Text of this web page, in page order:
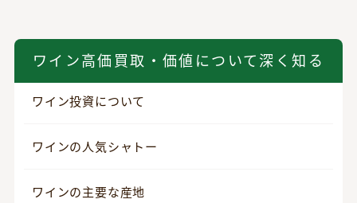
ワイン高価買取・価値について深く知る
ワイン投資について
ワインの人気シャトー
ワインの主要な産地